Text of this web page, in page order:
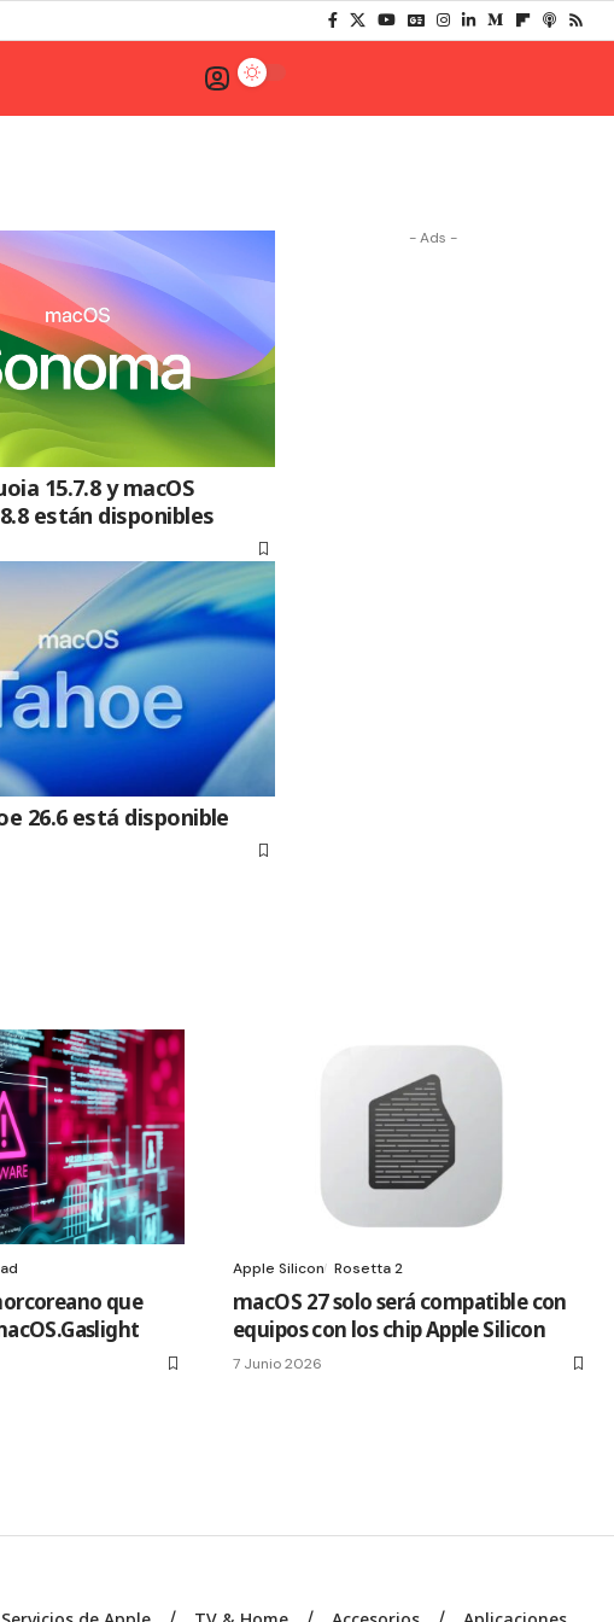
15.7.8 y macOS
están disponibles
26.6 está disponible
- Ads -
que
Apple Silicon Rosetta 2
macOS 27 solo será compatible con
equipos con los chip Apple Silicon
7 Junio 2026